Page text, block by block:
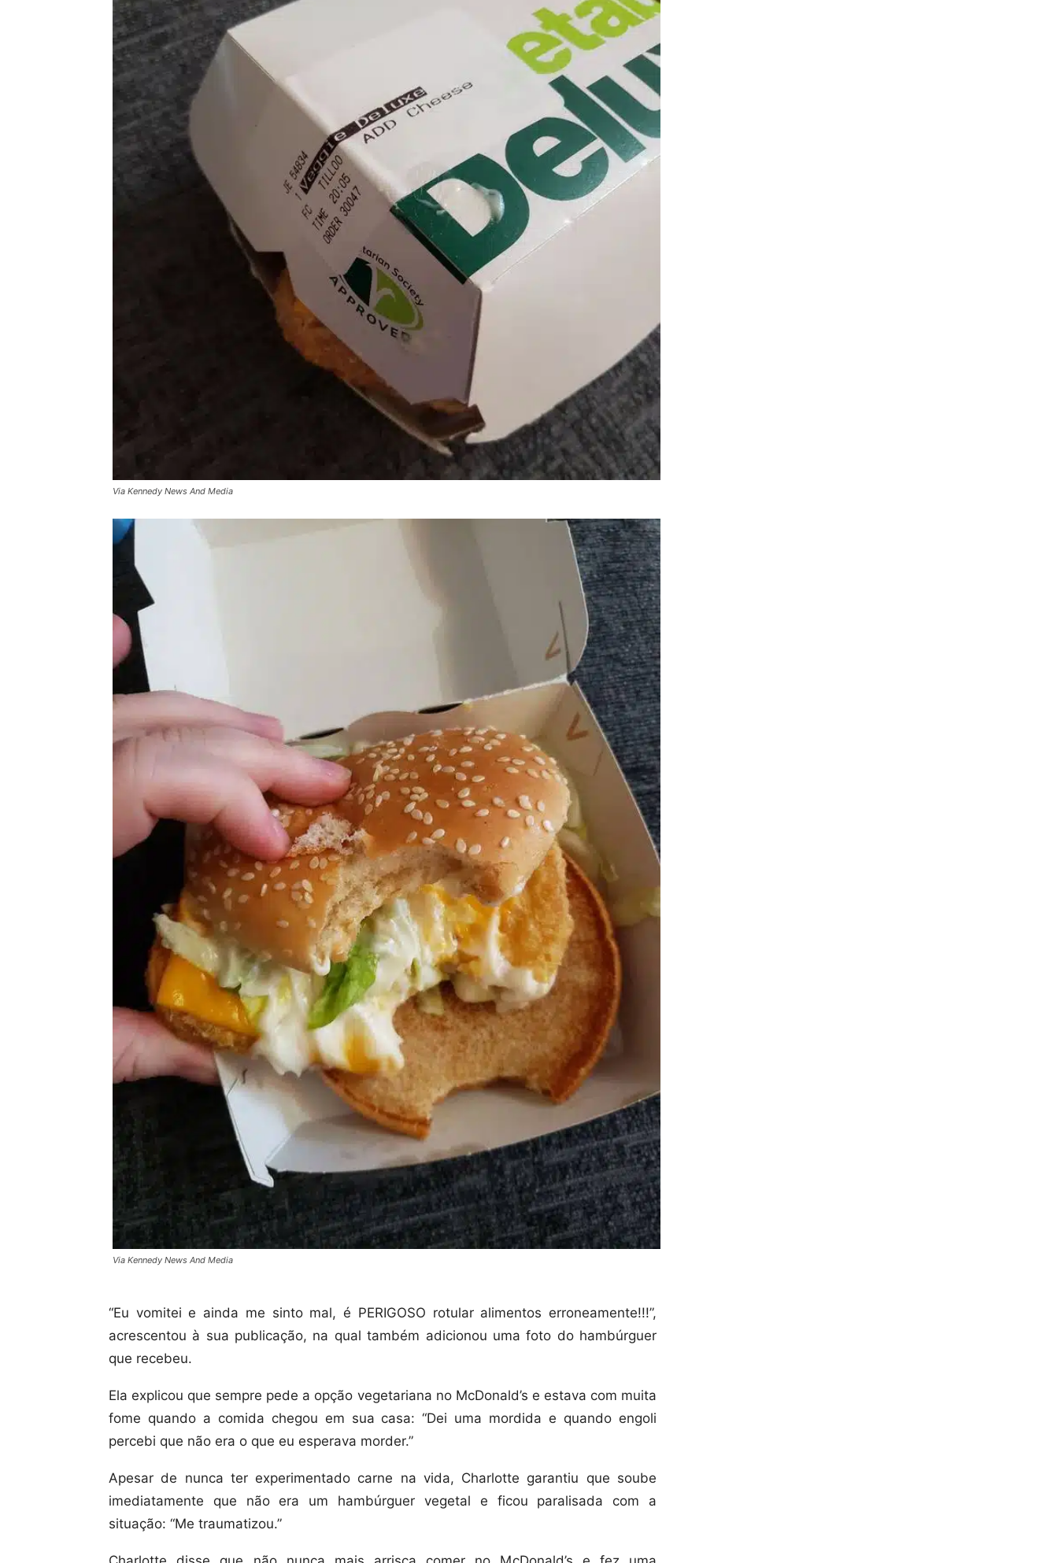
Via Kennedy News And Media
Via Kennedy News And Media
“Eu vomitei e ainda me sinto mal, é PERIGOSO rotular alimentos erroneamente!!!”,
acrescentou à sua publicação, na qual também adicionou uma foto do hambúrguer
que recebeu.
Ela explicou que sempre pede a opção vegetariana no McDonald’s e estava com muita
fome quando a comida chegou em sua casa: “Dei uma mordida e quando engoli
percebi que não era o que eu esperava morder.”
Apesar de nunca ter experimentado carne na vida, Charlotte garantiu que soube
imediatamente que não era um hambúrguer vegetal e ficou paralisada com a
situação: “Me traumatizou.”